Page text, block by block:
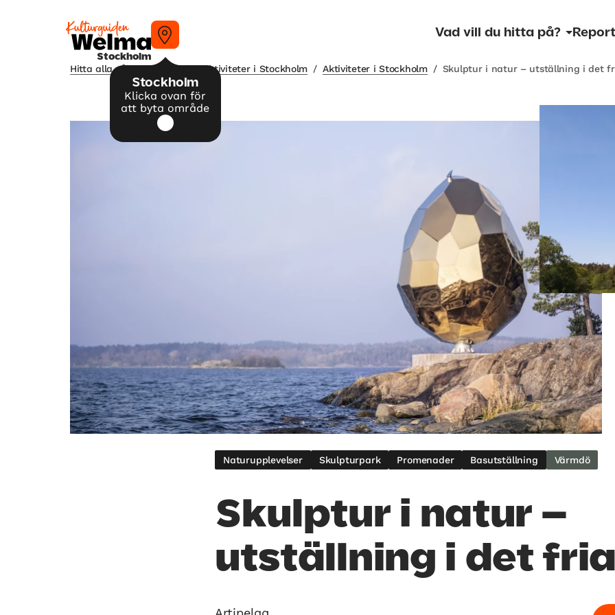
Stockholm
Stockholm
Klicka ovan för
att byta område
Vad vill du hitta på?
Hitta alla våra tips på kulturaktiviteter i Stockholm / Aktiviteter i Stockholm / Skulptur i natur – utställning i det
Naturupplevelser Skulpturpark Promenader Basutställning Värmdö
Skulptur i natur –
utställning i det